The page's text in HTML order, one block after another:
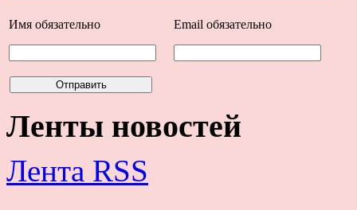
Имя обязательно Email обязательно
Ленты новостей
Лента RSS